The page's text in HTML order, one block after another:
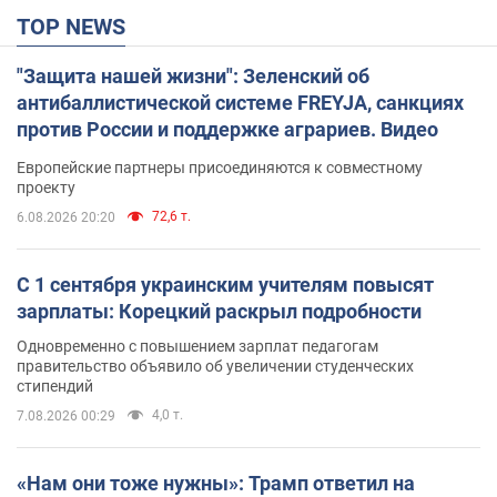
TOP NEWS
"Защита нашей жизни": Зеленский об
антибаллистической системе FREYJA, санкциях
против России и поддержке аграриев. Видео
Европейские партнеры присоединяются к совместному
проекту
6.08.2026 20:20 72,6 т.
С 1 сентября украинским учителям повысят
зарплаты: Корецкий раскрыл подробности
Одновременно с повышением зарплат педагогам
правительство объявило об увеличении студенческих
стипендий
7.08.2026 00:29 4,0 т.
«Нам они тоже нужны»: Трамп ответил на